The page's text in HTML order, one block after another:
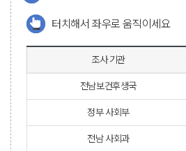
터치해서 좌우로 움직이세요
조사 기관
전남보건후생국
정부 사회부
전남 사회과